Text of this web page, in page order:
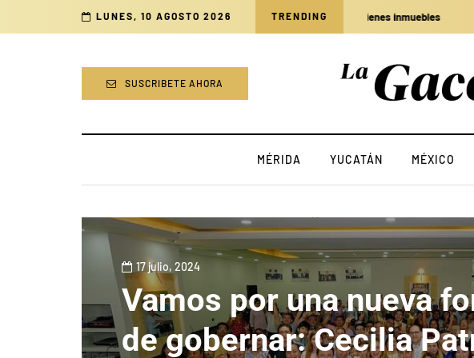
LUNES, 10 AGOSTO 2026 TRENDING
de impuestos cedulares sobre bienes inmuebles Xóchitl Gálvez se
SUSCRIBETE AHORA
MÉRIDA YUCATÁN MÉXICO
17 julio, 2024
Vamos por una nueva
de gobernar: Cecilia